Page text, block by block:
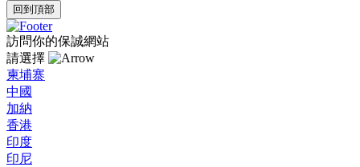
回到頂部
訪問你的保誠網站
請選擇
柬埔寨
中國
加納
香港
印度
印尼